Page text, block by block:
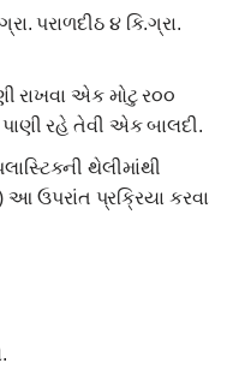
પરાળદીઠ ૪ કિ.ગ્રા.
રાખવા એક મોટુ ર૦૦
રહે તેવી એક બાલદી.
થેલીમાંથી
આ ઉપરાંત પ્રક્રિયા કરવા